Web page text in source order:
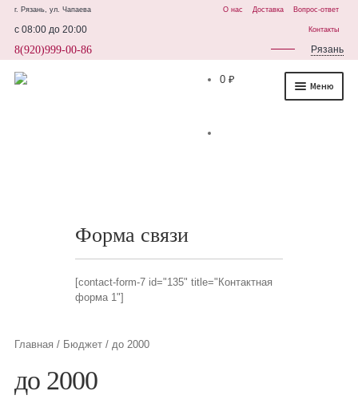
г. Рязань, ул. Чапаева
с 08:00 до 20:00
О нас Доставка Вопрос-ответ
Контакты
8(920)999-00-86 Рязань
Меню
Букеты из конфет и сладостей
Шары и игрушки
Повод
0 ₽
Форма связи
[contact-form-7 id="135" title="Контактная
форма 1"]
Главная / Бюджет / до 2000
до 2000